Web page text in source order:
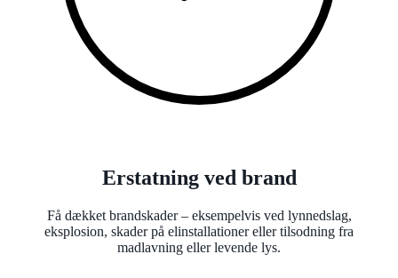
Erstatning ved brand
Få dækket brandskader – eksempelvis ved lynnedslag,
eksplosion, skader på elinstallationer eller tilsodning fra
madlavning eller levende lys.